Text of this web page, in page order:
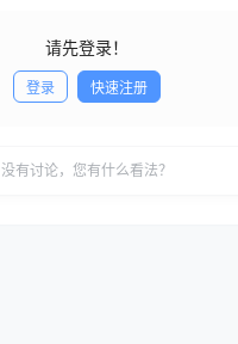
请先登录！
登录 快速注册
没有讨论，您有什么看法？